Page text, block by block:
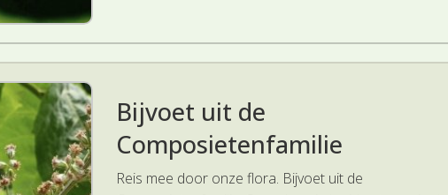
Bijvoet uit de
Composietenfamilie
Reis mee door onze flora. Bijvoet uit de